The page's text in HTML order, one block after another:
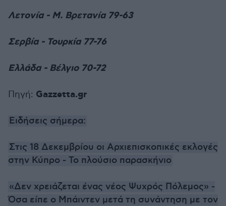
Λετονία - Μ. Βρετανία 79-63
Σερβία - Τουρκία 77-76
Ελλάδα - Βέλγιο 70-72
Πηγή: Gazzetta.gr
Ειδήσεις σήμερα:
Στις 18 Δεκεμβρίου οι Αρχιεπισκοπικές εκλογές
στην Κύπρο - Το πλούσιο παρασκήνιο
«Δεν χρειάζεται ένας νέος Ψυχρός Πόλεμος» -
Όσα είπε ο Μπάιντεν μετά τη συνάντηση με τον